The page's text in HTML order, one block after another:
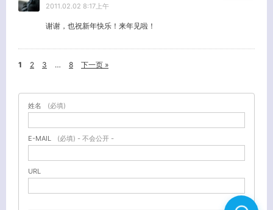
2011.02.02 8:17上午
谢谢，也祝新年快乐！来年见啦！
1 2 3 … 8 下一页 »
姓名 (必填)
E-MAIL (必填) - 不会公开 -
URL